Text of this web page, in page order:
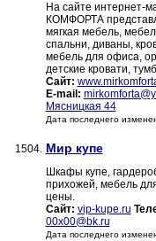
На сайте интернет-
КОМФОРТА
мягкая мебель,
спальни, диваны,
мебель для офиса,
детские кровати,
Сайт:
E-mail:
Мясницкая 44
Дата последнего
1504. Мир купе
Шкафы купе,
прихожей, мебель
цены.
Сайт: vip-kupe.ru
00x00@bk.ru
Дата последнего